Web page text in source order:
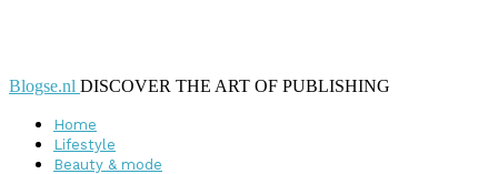
Blogse.nl DISCOVER THE ART OF PUBLISHING
Home
Lifestyle
Beauty & mode